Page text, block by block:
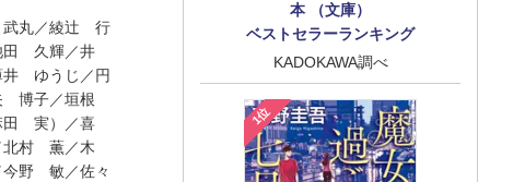
丸／綾辻 行
田 久輝／井
ゆうじ／円
博子／垣根
田 実）／喜
村 薫／木
野 敏／佐々
本 （文庫）
ベストセラーランキング
KADOKAWA調べ
1位